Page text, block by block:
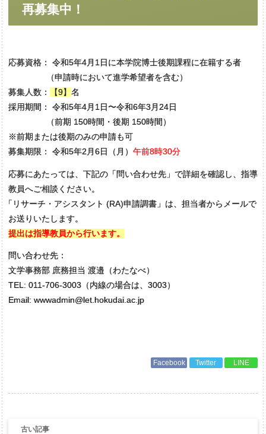
再募集中！
応募資格： 令和5年4月1日に本学院博士後期課程に在籍する者
（申請時において進学希望者を含む）
募集人数：
【9】 名
採用期間： 令和5年4月1日〜令和6年3月24日
（前期 150時間・後期 150時間）
※前期または後期のみの申請も可
募集期限： 令和5年2月6日（月） 午前8時30分
応募にあたっては、下記の「問い合わせ先」で詳細を確認し、指導
教員へご相談ください。
「 リサーチ・アシスタント (RA)申請調書」は、担当者からメールで
お送りいたします。
提出は指導教員から行います。
問い合わせ先：
文学事務部 庶務担当 渡邉（わたなべ）
TEL: 011-706-3003（内線の場合は、3003）
Email: wwwadmin@let.hokudai.ac.jp
Facebook Twitter LINE